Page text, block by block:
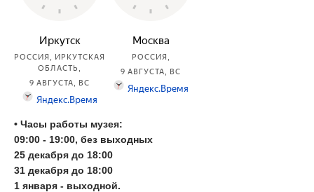
• Часы работы музея:
09:00 - 19:00, без выходных
25 декабря до 18:00
31 декабря до 18:00
1 января - выходной.